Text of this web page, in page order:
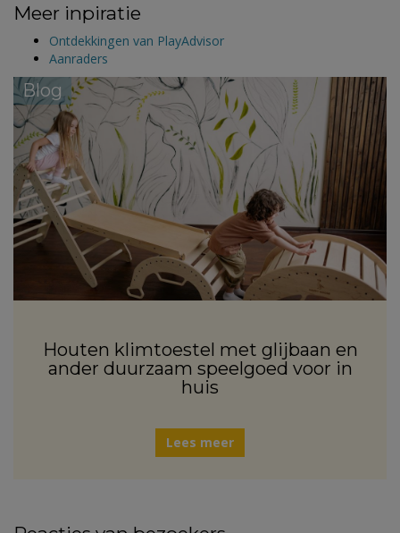
Meer inpiratie
Ontdekkingen van PlayAdvisor
Aanraders
Blog
Houten klimtoestel met glijbaan en
ander duurzaam speelgoed voor in
huis
Lees meer